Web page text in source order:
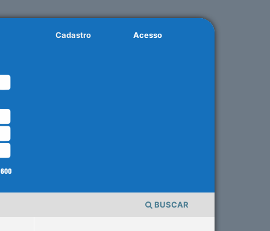
BUSCAR
Cadastro Acesso